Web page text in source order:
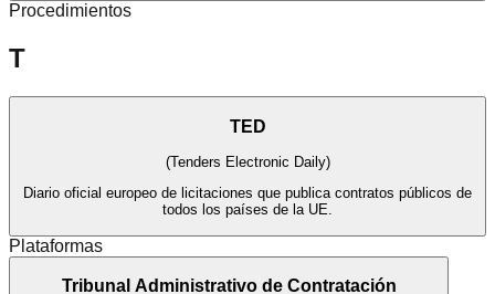
Procedimientos
T
TED
(Tenders Electronic Daily)
Diario oficial europeo de licitaciones que publica contratos públicos de
todos los países de la UE.
Plataformas
Tribunal Administrativo de Contratación